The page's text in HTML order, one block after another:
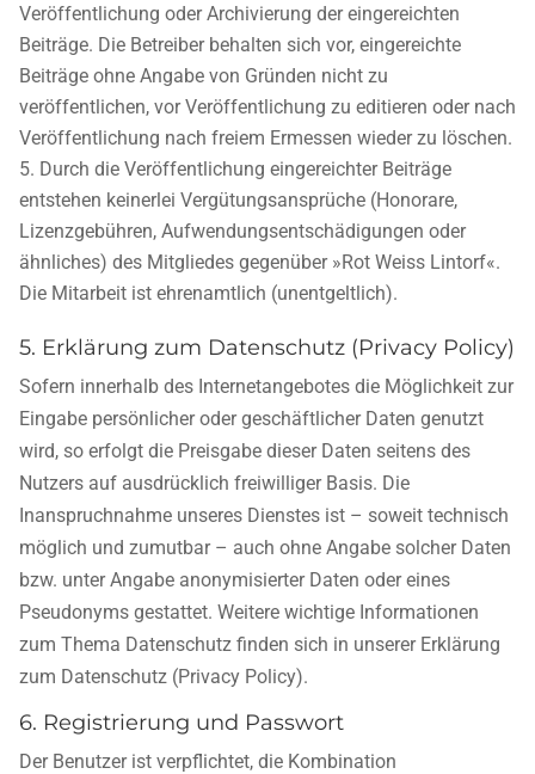
Veröffentlichung oder Archivierung der eingereichten
Beiträge. Die Betreiber behalten sich vor, eingereichte
Beiträge ohne Angabe von Gründen nicht zu
veröffentlichen, vor Veröffentlichung zu editieren oder nach
Veröffentlichung nach freiem Ermessen wieder zu löschen.
Durch die Veröffentlichung eingereichter Beiträge
entstehen keinerlei Vergütungsansprüche (Honorare,
Lizenzgebühren, Aufwendungsentschädigungen oder
ähnliches) des Mitgliedes gegenüber »Rot Weiss Lintorf«.
Die Mitarbeit ist ehrenamtlich (unentgeltlich).
5. Erklärung zum Datenschutz (Privacy Policy)
Sofern innerhalb des Internetangebotes die Möglichkeit zur
Eingabe persönlicher oder geschäftlicher Daten genutzt
wird, so erfolgt die Preisgabe dieser Daten seitens des
Nutzers auf ausdrücklich freiwilliger Basis. Die
Inanspruchnahme unseres Dienstes ist – soweit technisch
möglich und zumutbar – auch ohne Angabe solcher Daten
bzw. unter Angabe anonymisierter Daten oder eines
Pseudonyms gestattet. Weitere wichtige Informationen
zum Thema Datenschutz finden sich in unserer Erklärung
zum Datenschutz (Privacy Policy).
6. Registrierung und Passwort
Der Benutzer ist verpflichtet, die Kombination